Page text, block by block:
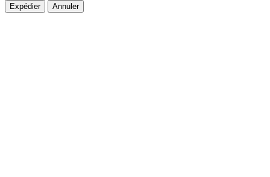
Expédier Annuler